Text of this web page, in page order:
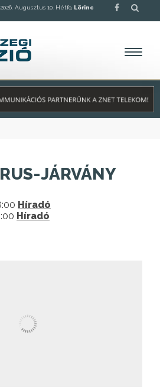
Augusztus 10. Hétfo, Lörinc
JÁRVÁNY
Híradó
Híradó